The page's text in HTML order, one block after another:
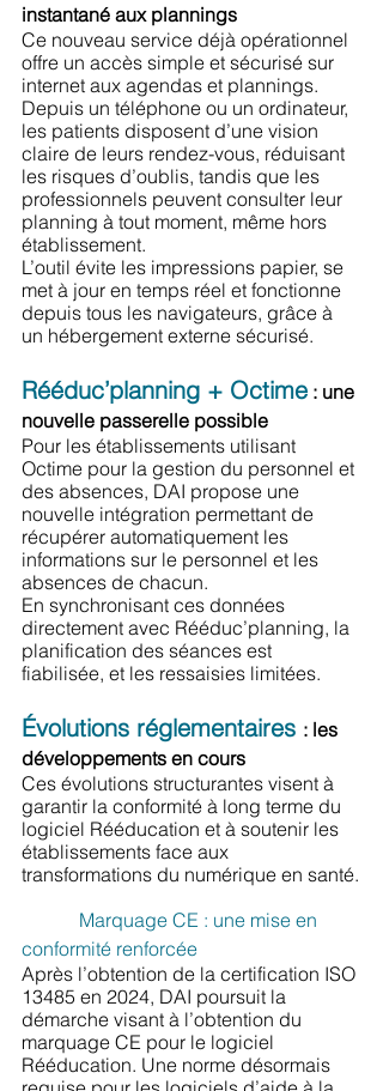
instantané aux plannings
Ce nouveau service déjà opérationnel
offre un accès simple et sécurisé sur
internet aux agendas et plannings.
Depuis un téléphone ou un ordinateur,
les patients disposent d’une vision
claire de leurs rendez-vous, réduisant
les risques d’oublis, tandis que les
professionnels peuvent consulter leur
planning à tout moment, même hors
établissement.
L’outil évite les impressions papier, se
met à jour en temps réel et fonctionne
depuis tous les navigateurs, grâce à
un hébergement externe sécurisé.
Rééduc’planning + Octime : une
nouvelle passerelle possible
Pour les établissements utilisant
Octime pour la gestion du personnel et
des absences, DAI propose une
nouvelle intégration permettant de
récupérer automatiquement les
informations sur le personnel et les
absences de chacun.
En synchronisant ces données
directement avec Rééduc’planning, la
planification des séances est
fiabilisée, et les ressaisies limitées.
Évolutions réglementaires : les
développements en cours
Ces évolutions structurantes visent à
garantir la conformité à long terme du
logiciel Rééducation et à soutenir les
établissements face aux
transformations du numérique en santé.
Marquage CE : une mise en
conformité renforcée
Après l’obtention de la certification ISO
13485 en 2024, DAI poursuit la
démarche visant à l’obtention du
marquage CE pour le logiciel
Rééducation. Une norme désormais